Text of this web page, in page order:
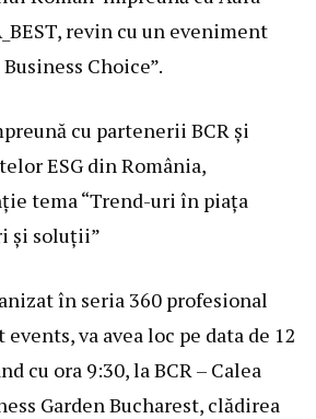
revin cu un eveniment
Choice”.
cu partenerii BCR și
ESG din România,
tema “Trend-uri în piața
și soluții”
în seria 360 profesional
va avea loc pe data de 12
cu ora 9:30, la BCR – Calea
Garden Bucharest, clădirea